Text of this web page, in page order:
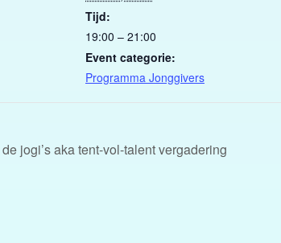
Tijd:
19:00 – 21:00
Event categorie:
Programma Jonggivers
jogi’s aka tent-vol-talent vergadering